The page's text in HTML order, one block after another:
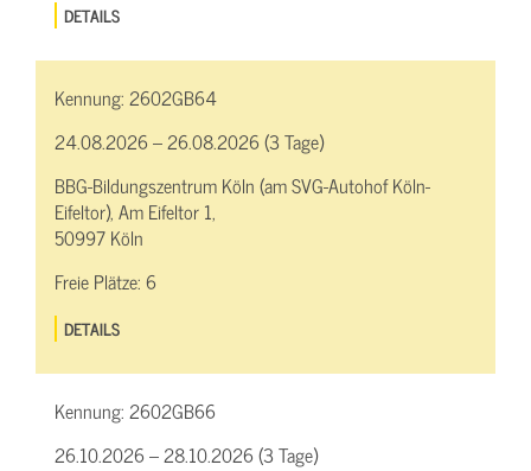
DETAILS
Kennung:2602GB64
24.08.2026 – 26.08.2026 (3 Tage)
BBG-Bildungszentrum Köln (am SVG-Autohof Köln-
Eifeltor), Am Eifeltor 1,
50997 Köln
Freie Plätze:6
DETAILS
Kennung:2602GB66
26.10.2026 – 28.10.2026 (3 Tage)